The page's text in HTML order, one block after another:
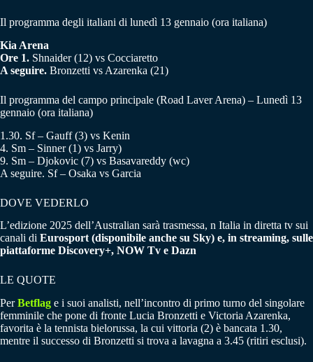
Il programma degli italiani di lunedì 13 gennaio (ora italiana)
Kia Arena
Ore 1. Shnaider (12) vs Cocciaretto
A seguire. Bronzetti vs Azarenka (21)
Il programma del campo principale (Road Laver Arena) – Lunedì 13
gennaio (ora italiana)
1.30. Sf – Gauff (3) vs Kenin
4. Sm – Sinner (1) vs Jarry)
9. Sm – Djokovic (7) vs Basavareddy (wc)
A seguire. Sf – Osaka vs Garcia
DOVE VEDERLO
L’edizione 2025 dell’Australian sarà trasmessa, n Italia in diretta tv sui
canali di Eurosport (disponibile anche su Sky) e, in streaming, sulle
piattaforme Discovery+, NOW Tv e Dazn
LE QUOTE
PerBetflag e i suoi analisti, nell’incontro di primo turno del singolare
femminile che pone di fronte Lucia Bronzetti e Victoria Azarenka,
favorita è la tennista bielorussa, la cui vittoria (2) è bancata 1.30,
mentre il successo di Bronzetti si trova a lavagna a 3.45 (ritiri esclusi).